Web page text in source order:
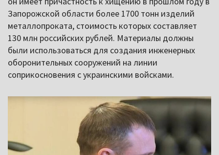
Запорожской области более 1700 тонн изделий
металлопроката, стоимость которых составляет
130 млн российских рублей. Материалы должны
были использоваться для создания инженерных
оборонительных сооружений на линии
соприкосновения с украинскими войсками.